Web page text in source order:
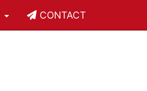
CONTACT